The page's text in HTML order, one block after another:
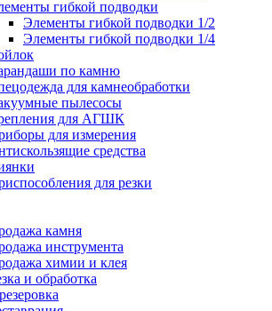
гибкой подводки
Элементы гибкой подводки 1/2
Элементы гибкой подводки 1/4
по камню
для камнеобработки
пылесосы
для АГШК
для измерения
средства
для резки
камня
инструмента
химии и клея
и обработка